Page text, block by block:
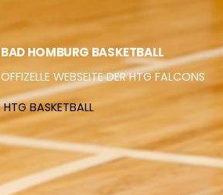
BAD HOMBURG BASKETBALL
OFFIZELLE WEBSEITE DER HTG FALCONS
HTG BASKETBALL